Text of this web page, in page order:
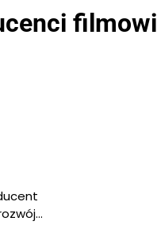
filmowi